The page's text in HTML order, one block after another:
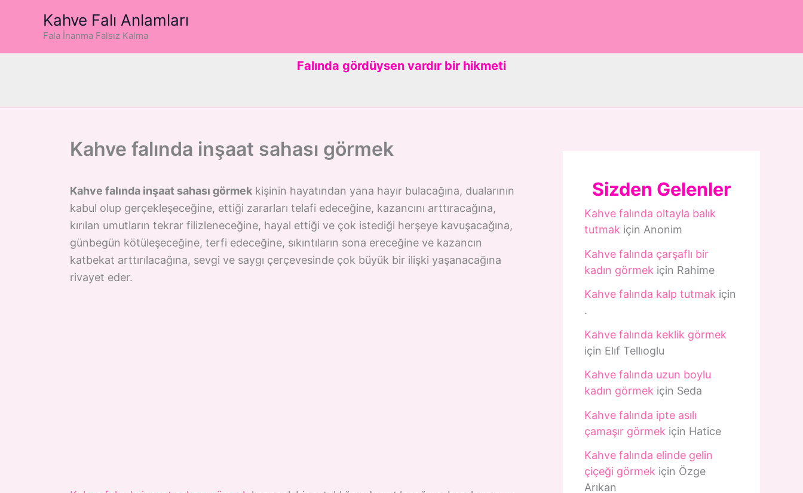
Kahve Falı Anlamları
Fala İnanma Falsız Kalma
Falında gördüysen vardır bir hikmeti
Kahve falında inşaat sahası görmek
Kahve falında inşaat sahası görmek kişinin hayatından yana hayır bulacağına, dualarının
kabul olup gerçekleşeceğine, ettiği zararları telafi edeceğine, kazancını arttıracağına,
kırılan umutların tekrar filizleneceğine, hayal ettiği ve çok istediği herşeye kavuşacağına,
günbegün kötüleşeceğine, terfi edeceğine, sıkıntıların sona ereceğine ve kazancın
katbekat arttırılacağına, sevgi ve saygı çerçevesinde çok büyük bir ilişki yaşanacağına
rivayet eder.
Sizden Gelenler
Kahve falında oltayla balık
tutmak için Anonim
Kahve falında çarşaflı bir
kadın görmek için Rahime
Kahve falında kalp tutmak için
.
Kahve falında keklik görmek
için Elıf Tellıoglu
Kahve falında uzun boylu
kadın görmek için Seda
Kahve falında ipte asılı
çamaşır görmek için Hatice
Kahve falında elinde gelin
çiçeği görmek için Özge
Arıkan